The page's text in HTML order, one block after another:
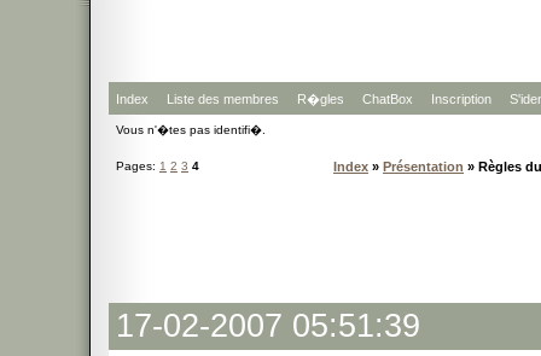
Index Liste des membres R�gles ChatBox Inscription
Vous n'�tes pas identifi�.
Pages: 1 2 3 4 Index » Présentation » Règles
17-02-2007 05:51:39